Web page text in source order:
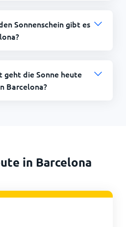
Sonnenschein gibt es
geht die Sonne heute
Barcelona?
in Barcelona